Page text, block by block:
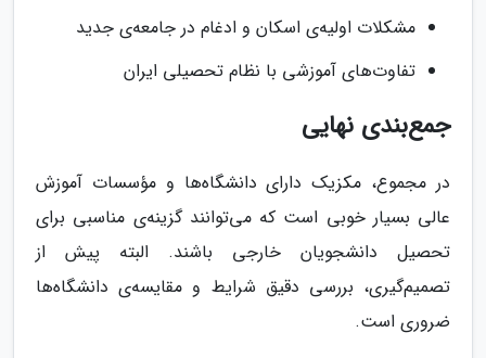
مشکلات اولیه‌ی اسکان و ادغام در جامعه‌ی جدید
تفاوت‌های آموزشی با نظام تحصیلی ایران
جمع‌بندی نهایی
در مجموع، مکزیک دارای دانشگاه‌ها و مؤسسات آموزش
عالی بسیار خوبی است که می‌توانند گزینه‌ی مناسبی برای
تحصیل دانشجویان خارجی باشند. البته پیش از
تصمیم‌گیری، بررسی دقیق شرایط و مقایسه‌ی دانشگاه‌ها
ضروری است.